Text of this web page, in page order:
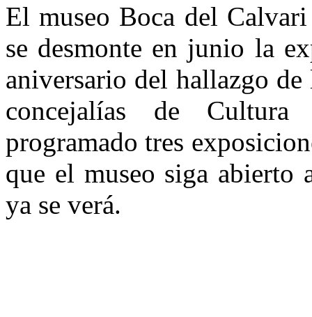
El museo Boca del
se desmonte en junio la
aniversario del hallazgo
concejalías de
programado tres
que el museo siga abierto
ya se verá.